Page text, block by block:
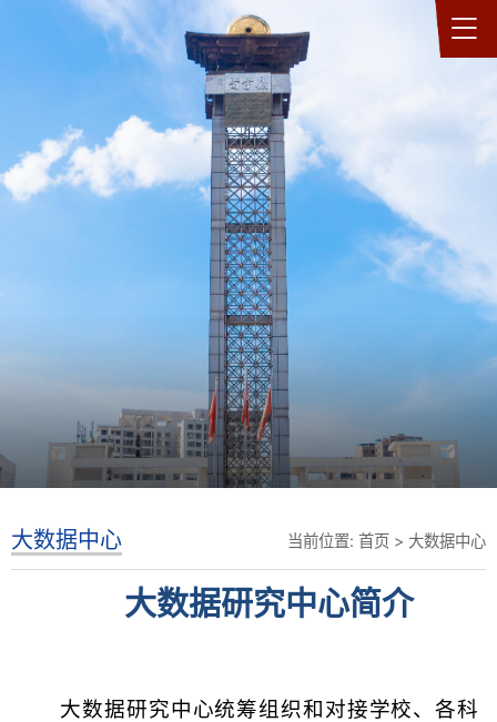
当前位置: 首页 > 大数据中心
大数据中心
大数据研究中心简介
大数据研究中心统筹组织和对接学校、各科